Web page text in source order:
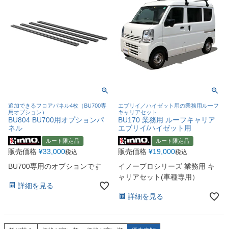
追加できるフロアパネル4枚（BU700専
用オプション）
BU804 BU700用オプションパ
ネル
ルート限定品
販売価格 ¥33,000税込
BU700専用のオプションです
詳細を見る
エブリイ／ハイゼット用の業務用ルーフ
キャリアセット
BU170 業務用 ルーフキャリア
エブリイ/ハイゼット用
ルート限定品
販売価格 ¥19,000税込
イノープロシリーズ 業務用 キ
ャリアセット(車種専用）
詳細を見る